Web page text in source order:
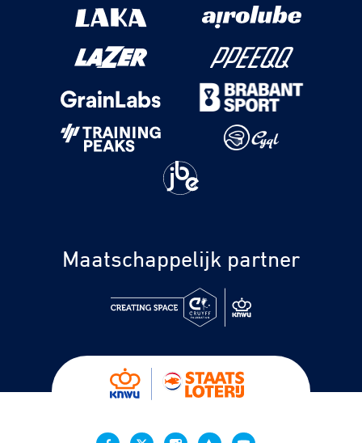
Maatschappelijk partner